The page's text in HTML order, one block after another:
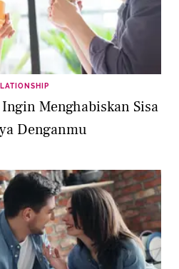
Menghabiskan Sisa
Denganmu